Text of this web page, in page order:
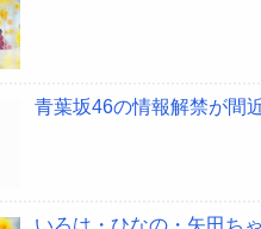
青葉坂46の情報解禁が間